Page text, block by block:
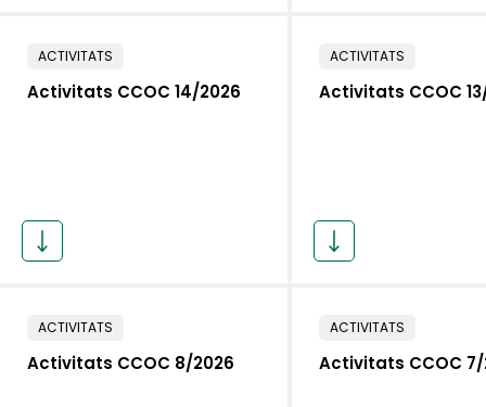
ACTIVITATS
Activitats CCOC 14/2026
ACTIVITATS
Activitats CCOC
ACTIVITATS
Activitats CCOC 8/2026
ACTIVITATS
Activitats CCOC 7/